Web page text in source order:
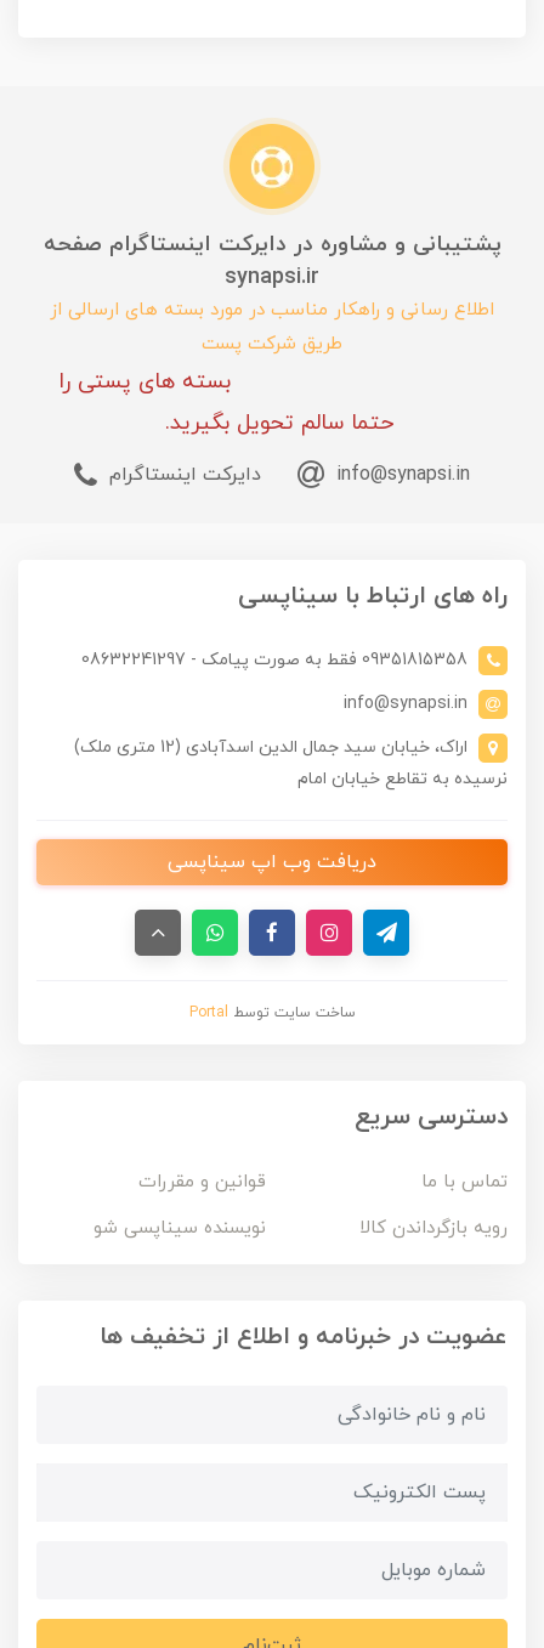
پشتیبانی و مشاوره در دایرکت اینستاگرام صفحه
synapsi.ir
اطلاع رسانی و راهکار مناسب در مورد بسته های ارسالی از
طریق شرکت پست
بسته های پستی را
حتما سالم تحویل بگیرید.
info@synapsi.in دایرکت اینستاگرام
راه های ارتباط با سیناپسی
09351815358 فقط به صورت پیامک - 08632241297
info@synapsi.in
اراک، خیابان سید جمال الدین اسدآبادی (12 متری ملک)
نرسیده به تقاطع خیابان امام
دریافت وب اپ سیناپسی
ساخت سایت توسط Portal
دسترسی سریع
تماس با ما
قوانین و مقررات
رویه بازگرداندن کالا
نویسنده سیناپسی شو
عضویت در خبرنامه و اطلاع از تخفیف ها